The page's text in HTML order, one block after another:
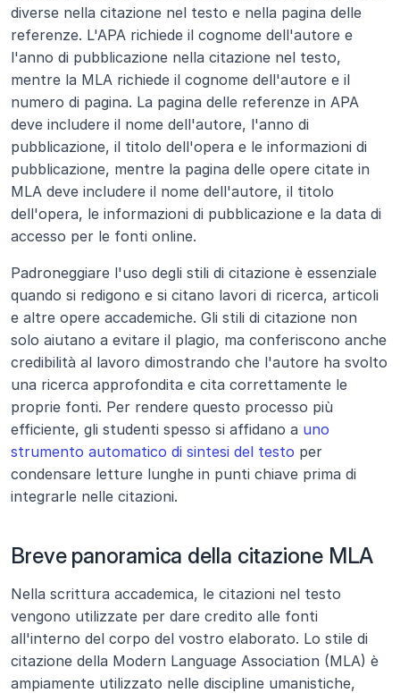
diverse nella citazione nel testo e nella pagina delle
referenze. L'APA richiede il cognome dell'autore e
l'anno di pubblicazione nella citazione nel testo,
mentre la MLA richiede il cognome dell'autore e il
numero di pagina. La pagina delle referenze in APA
deve includere il nome dell'autore, l'anno di
pubblicazione, il titolo dell'opera e le informazioni di
pubblicazione, mentre la pagina delle opere citate in
MLA deve includere il nome dell'autore, il titolo
dell'opera, le informazioni di pubblicazione e la data di
accesso per le fonti online.
Padroneggiare l'uso degli stili di citazione è essenziale
quando si redigono e si citano lavori di ricerca, articoli
e altre opere accademiche. Gli stili di citazione non
solo aiutano a evitare il plagio, ma conferiscono anche
credibilità al lavoro dimostrando che l'autore ha svolto
una ricerca approfondita e cita correttamente le
proprie fonti. Per rendere questo processo più
efficiente, gli studenti spesso si affidano a uno
strumento automatico di sintesi del testo per
condensare letture lunghe in punti chiave prima di
integrarle nelle citazioni.
Breve panoramica della citazione MLA
Nella scrittura accademica, le citazioni nel testo
vengono utilizzate per dare credito alle fonti
all'interno del corpo del vostro elaborato. Lo stile di
citazione della Modern Language Association (MLA) è
ampiamente utilizzato nelle discipline umanistiche,